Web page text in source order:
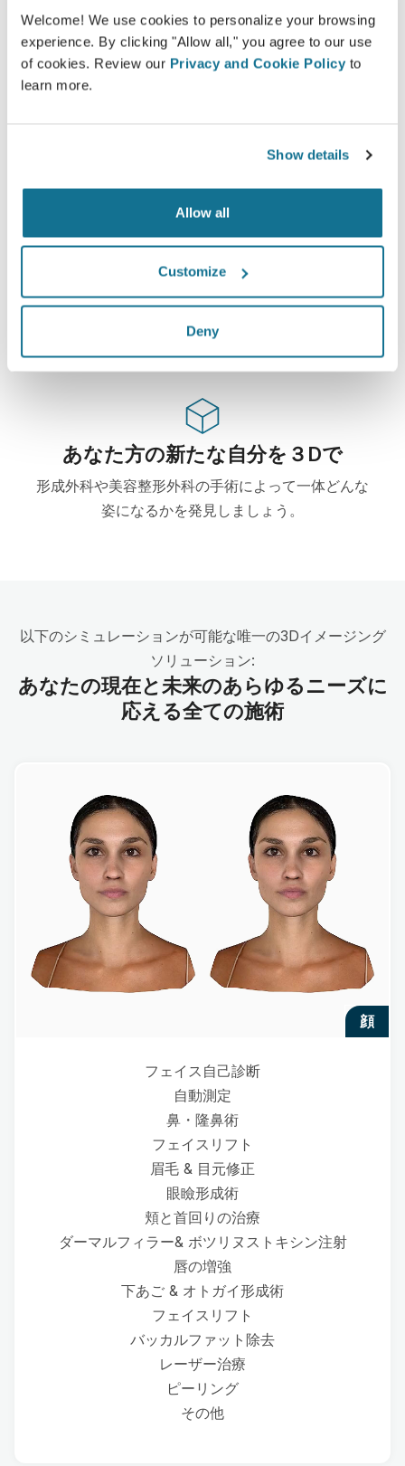
Welcome! We use cookies to personalize your browsing
experience. By clicking "Allow all," you agree to our use
of cookies. Review our Privacy and Cookie Policy to
learn more.
Show details
Allow all
Customize
Deny
簡単ですし安全です
クリサリクスは、常にあなたのプライバシーを保護
プライバシーは守られています。
ハイテク
この形成・美容整形外科用ウェブベース3Dシミュレ
科の学会からもお勧めされています。
あなた方の新たな自分を３Dで
形成外科や美容整形外科の手術によって一体どんな
姿になるかを発見しましょう。
以下のシミュレーションが可能な唯一の3Dイメージング
ソリューション:
あなたの現在と未来のあらゆるニーズに
応える全ての施術
顔
フェイス自己診断
自動測定
鼻・隆鼻術
フェイスリフト
眉毛 & 目元修正
眼瞼形成術
頬と首回りの治療
ダーマルフィラー& ボツリヌストキシン注射
唇の増強
下あご & オトガイ形成術
フェイスリフト
バッカルファット除去
レーザー治療
ピーリング
その他